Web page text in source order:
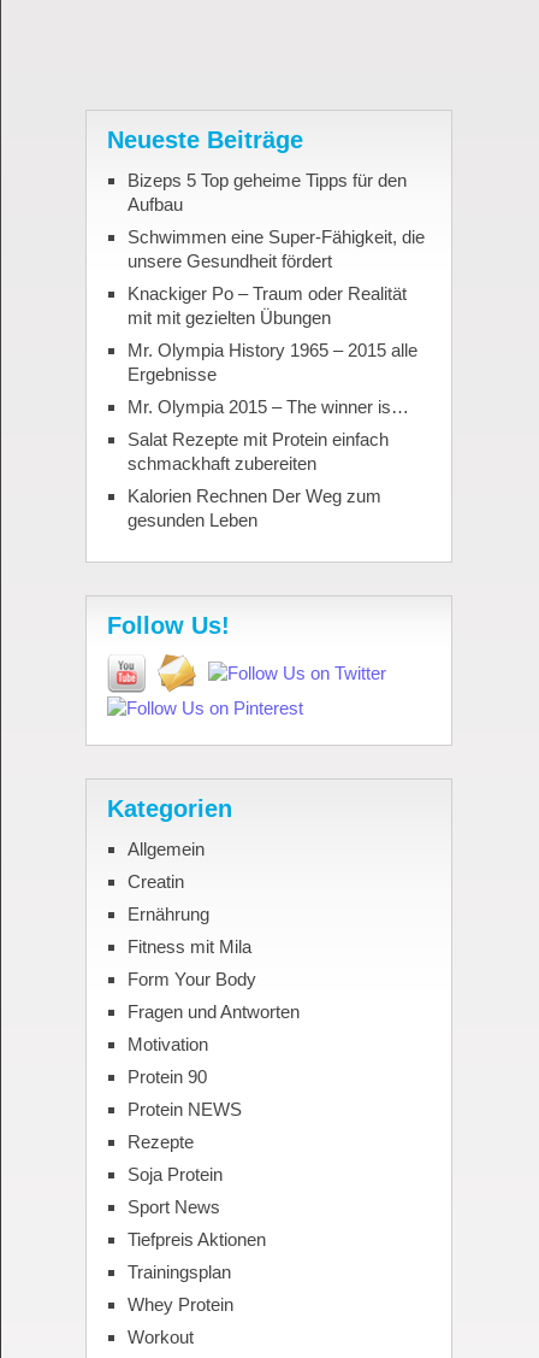
Neueste Beiträge
Bizeps 5 Top geheime Tipps für den
Aufbau
Schwimmen eine Super-Fähigkeit, die
unsere Gesundheit fördert
Knackiger Po – Traum oder Realität
mit mit gezielten Übungen
Mr. Olympia History 1965 – 2015 alle
Ergebnisse
Mr. Olympia 2015 – The winner is…
Salat Rezepte mit Protein einfach
schmackhaft zubereiten
Kalorien Rechnen Der Weg zum
gesunden Leben
Follow Us!
Kategorien
Allgemein
Creatin
Ernährung
Fitness mit Mila
Form Your Body
Fragen und Antworten
Motivation
Protein 90
Protein NEWS
Rezepte
Soja Protein
Sport News
Tiefpreis Aktionen
Trainingsplan
Whey Protein
Workout